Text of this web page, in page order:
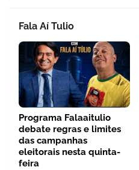
Fala Aí Tulio
Programa Falaaitulio
debate regras e limites
das campanhas
eleitorais nesta quinta-
feira